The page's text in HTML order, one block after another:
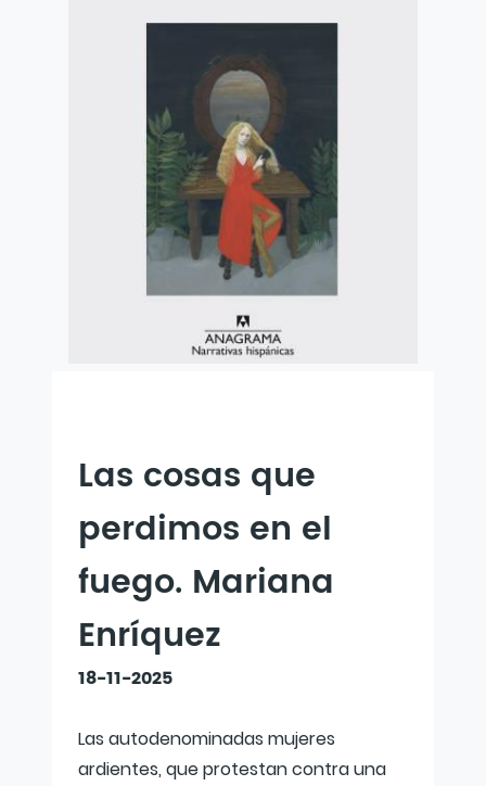
Las cosas que
perdimos en el
fuego. Mariana
Enríquez
18-11-2025
Las autodenominadas mujeres
ardientes, que protestan contra una